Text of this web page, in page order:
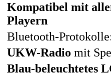
Kompatibel mit
Playern
Bluetooth-
UKW-Radio mit
Blau-beleuchtetes